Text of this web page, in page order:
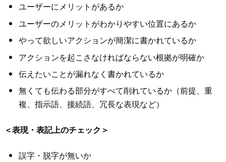
ユーザーにメリットがあるか
ユーザーのメリットがわかりやすい位置にあるか
やって欲しいアクションが簡潔に書かれているか
アクションを起こさなければならない根拠が明確か
伝えたいことが漏れなく書かれているか
無くても伝わる部分がすべて削れているか（前提、重
複、指示語、接続語、冗長な表現など）
＜表現・表記上のチェック＞
誤字・脱字が無いか